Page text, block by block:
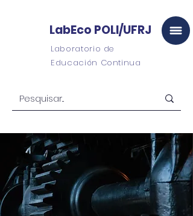
LabEco POLI/UFRJ
Laboratorio de
Educación Continua